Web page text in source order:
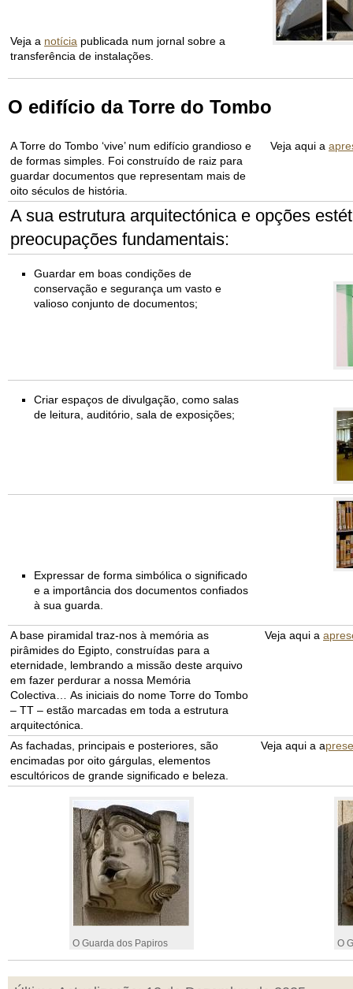
Veja a notícia publicada num jornal sobre a
transferência de instalações.
O edifício da Torre do Tombo
A Torre do Tombo ‘vive’ num edifício grandioso e
de formas simples. Foi construído de raiz para
guardar documentos que representam mais de
oito séculos de história.
Veja aqui a
A sua estrutura arquitectónica e opções
preocupações fundamentais:
Guardar em boas condições de
conservação e segurança um vasto e
valioso conjunto de documentos;
Criar espaços de divulgação, como salas
de leitura, auditório, sala de exposições;
Expressar de forma simbólica o significado
e a importância dos documentos confiados
à sua guarda.
A base piramidal traz-nos à memória as
pirâmides do Egipto, construídas para a
eternidade, lembrando a missão deste arquivo
em fazer perdurar a nossa Memória
Colectiva… As iniciais do nome Torre do Tombo
– TT – estão marcadas em toda a estrutura
arquitectónica.
Veja aqui a
As fachadas, principais e posteriores, são
encimadas por oito gárgulas, elementos
escultóricos de grande significado e beleza.
Veja aqui a a
O Guarda dos Papiros O